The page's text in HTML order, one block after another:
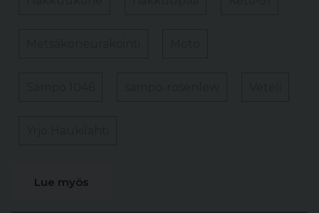
Lue myös